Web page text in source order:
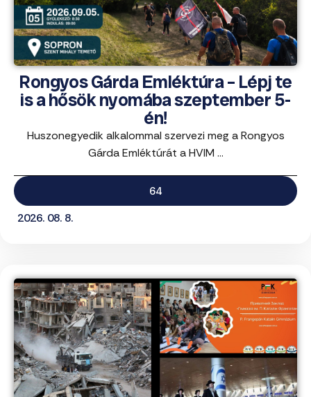
Rongyos Gárda Emléktúra – Lépj te
is a hősök nyomába szeptember 5-
én!
Huszonegyedik alkalommal szervezi meg a Rongyos
Gárda Emléktúrát a HVIM ...
64
2026. 08. 8.